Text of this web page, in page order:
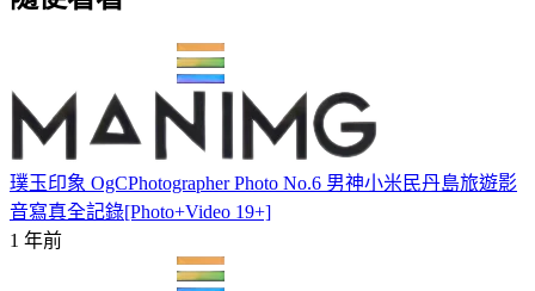
璞玉印象 OgCPhotographer Photo No.6 男神小米民丹島旅遊影
音寫真全記錄[Photo+Video 19+]
1 年前